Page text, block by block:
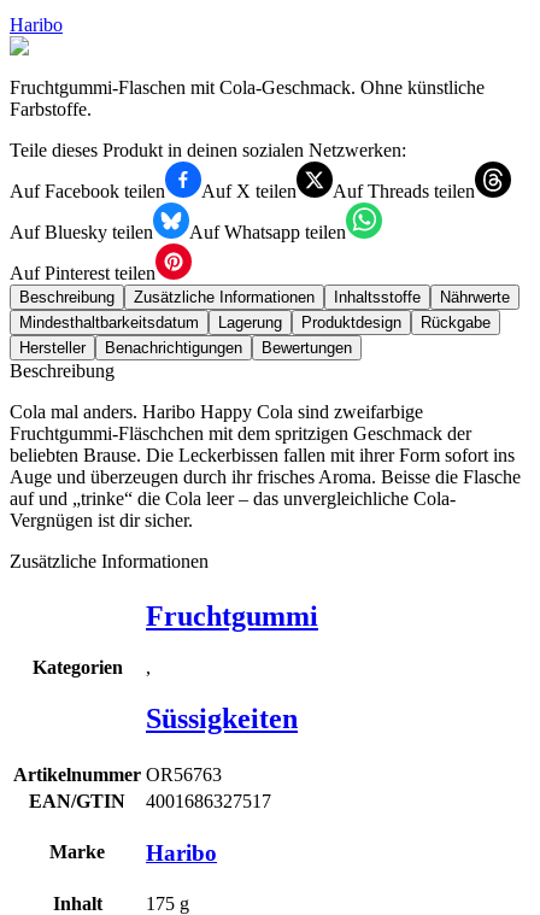
Haribo
Fruchtgummi-Flaschen mit Cola-Geschmack. Ohne künstliche
Farbstoffe.
Teile dieses Produkt in deinen sozialen Netzwerken:
Auf Facebook teilen
Auf X teilen
Auf Threads teilen
Auf Bluesky teilen
Auf Whatsapp teilen
Auf Pinterest teilen
Beschreibung Zusätzliche Informationen Inhaltsstoffe
Nährwerte
Mindesthaltbarkeitsdatum
Lagerung Produktdesign
Rückgabe
Hersteller
Benachrichtigungen Bewertungen
Beschreibung
Cola mal anders. Haribo Happy Cola sind zweifarbige
Fruchtgummi-Fläschchen mit dem spritzigen Geschmack der
beliebten Brause. Die Leckerbissen fallen mit ihrer Form sofort ins
Auge und überzeugen durch ihr frisches Aroma. Beisse die Flasche
auf und „trinke“ die Cola leer – das unvergleichliche Cola-
Vergnügen ist dir sicher.
Zusätzliche Informationen
Kategorien
Fruchtgummi
,
Süssigkeiten
Artikelnummer OR56763
EAN/GTIN
4001686327517
Marke Haribo
Inhalt 175 g